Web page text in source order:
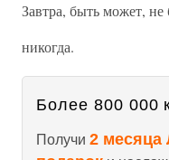
Завтра, быть может, не
никогда.
Более 800 000
Получи 2 месяца